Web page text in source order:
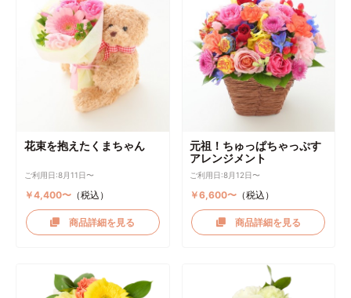
花束を抱えたくまちゃん
ご利用日:8月11日〜
￥4,400〜（税込）
商品詳細を見る
元祖！ちゅっぱちゃっぷす
アレンジメント
ご利用日:8月12日〜
￥6,600〜 （税込）
商品詳細を見る